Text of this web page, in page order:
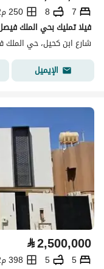
7
8
250 م2
فيلا تمليك بحي الملك
شارع ابن كحيل، حي
الإيميل
⃁2,500,000
5
5
398 م2